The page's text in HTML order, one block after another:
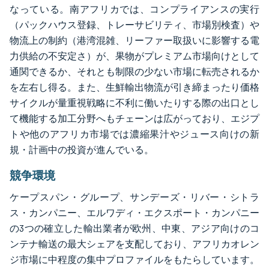
なっている。南アフリカでは、コンプライアンスの実行
（パックハウス登録、トレーサビリティ、市場別検査）や
物流上の制約（港湾混雑、リーファー取扱いに影響する電
力供給の不安定さ）が、果物がプレミアム市場向けとして
通関できるか、それとも制限の少ない市場に転売されるか
を左右し得る。また、生鮮輸出物流が引き締まったり価格
サイクルが量重視戦略に不利に働いたりする際の出口とし
て機能する加工分野へもチェーンは広がっており、エジプ
トや他のアフリカ市場では濃縮果汁やジュース向けの新
規・計画中の投資が進んでいる。
競争環境
ケープスパン・グループ、サンデーズ・リバー・シトラ
ス・カンパニー、エルワディ・エクスポート・カンパニー
の3つの確立した輸出業者が欧州、中東、アジア向けのコ
ンテナ輸送の最大シェアを支配しており、アフリカオレン
ジ市場に中程度の集中プロファイルをもたらしています。